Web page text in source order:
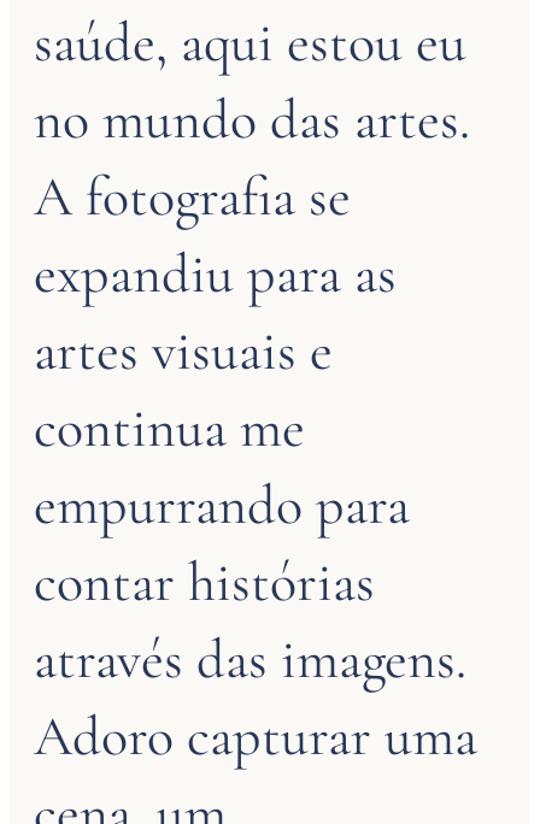
saúde, aqui estou eu
no mundo das artes.
A fotografia se
expandiu para as
artes visuais e
continua me
empurrando para
contar histórias
através das imagens.
Adoro capturar uma